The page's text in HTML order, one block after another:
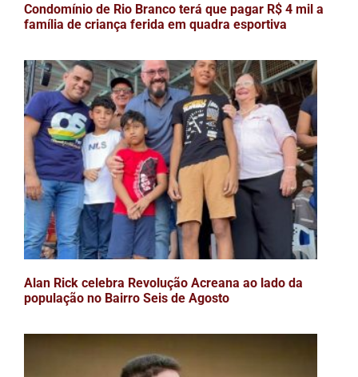
Condomínio de Rio Branco terá que pagar R$ 4 mil a
família de criança ferida em quadra esportiva
Alan Rick celebra Revolução Acreana ao lado da
população no Bairro Seis de Agosto